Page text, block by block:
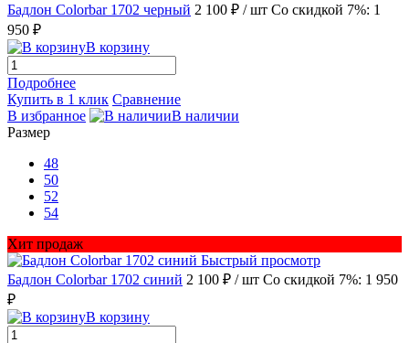
Бадлон Colorbar 1702 черный 2 100 ₽ / шт Со скидкой 7%: 1
950 ₽
В корзину
Подробнее
Купить в 1 клик Сравнение
В избранное
В наличии
Размер
48
50
52
54
Хит продаж
Быстрый просмотр
Бадлон Colorbar 1702 синий 2 100 ₽ / шт Со скидкой 7%: 1 950
₽
В корзину